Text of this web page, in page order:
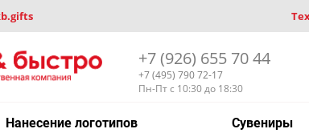
+7 (926) 655 70 44
+7 (495) 790 72-17
Пн-Пт с 10:30 до 18:30
Нанесение логотипов Сувениры